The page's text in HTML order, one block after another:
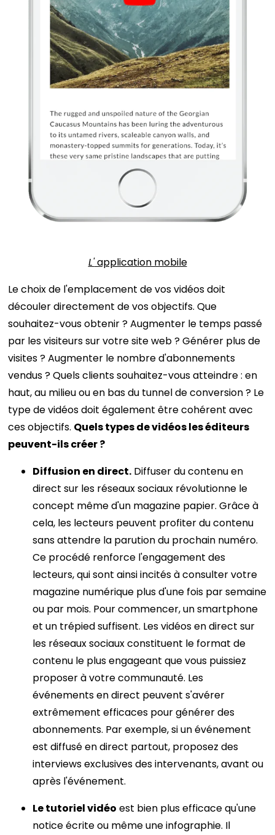
L'application mobile
Le choix de l'emplacement de vos vidéos doit
découler directement de vos objectifs. Que
souhaitez-vous obtenir ? Augmenter le temps passé
par les visiteurs sur votre site web ? Générer plus de
visites ? Augmenter le nombre d'abonnements
vendus ? Quels clients souhaitez-vous atteindre : en
haut, au milieu ou en bas du tunnel de conversion ? Le
type de vidéos doit également être cohérent avec
ces objectifs. Quels types de vidéos les éditeurs
peuvent-ils créer ?
Diffusion en direct. Diffuser du contenu en
direct sur les réseaux sociaux révolutionne le
concept même d'un magazine papier. Grâce à
cela, les lecteurs peuvent profiter du contenu
sans attendre la parution du prochain numéro.
Ce procédé renforce l'engagement des
lecteurs, qui sont ainsi incités à consulter votre
magazine numérique plus d'une fois par semaine
ou par mois. Pour commencer, un smartphone
et un trépied suffisent. Les vidéos en direct sur
les réseaux sociaux constituent le format de
contenu le plus engageant que vous puissiez
proposer à votre communauté. Les
événements en direct peuvent s'avérer
extrêmement efficaces pour générer des
abonnements. Par exemple, si un événement
est diffusé en direct partout, proposez des
interviews exclusives des intervenants, avant ou
après l'événement.
Le tutoriel vidéo est bien plus efficace qu'une
notice écrite ou même une infographie. Il